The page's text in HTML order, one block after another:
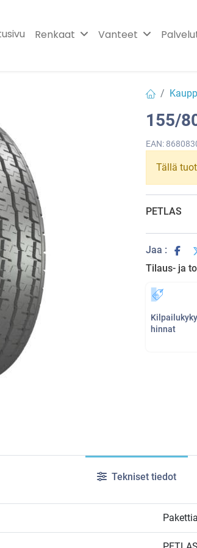
Renkaat Vanteet
155/
EAN:
Tällä
PETLAS
Jaa :
Tilaus- ja
hinnat
Tekniset tiedot